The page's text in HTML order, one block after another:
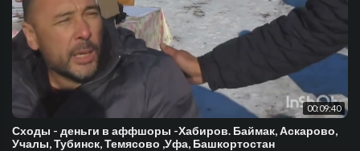
00:09:40
Сходы - деньги в аффшоры -Хабиров. Баймак, Аскарово,
Учалы, Тубинск, Темясово ,Уфа, Башкортостан